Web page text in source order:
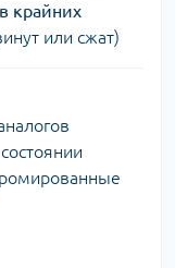
крайних
или сжат)